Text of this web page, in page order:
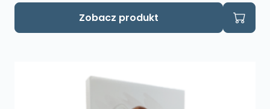
Zobacz produkt